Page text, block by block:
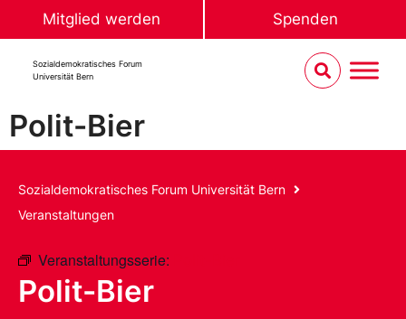
Mitglied werden Spenden
Sozialdemokratisches Forum
Universität Bern
Polit-Bier
Sozialdemokratisches Forum Universität Bern
Veranstaltungen
Veranstaltungsserie:
Polit-Bier